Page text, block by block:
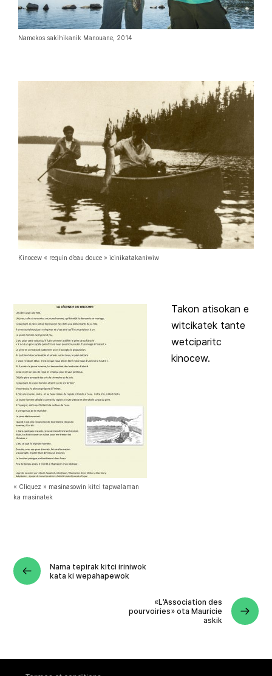
Namekos sakihikanik Manouane, 2014
Kinocew « requin d’eau douce » icinikatakaniwiw
« Cliquez » masinasowin kitci tapwalaman
ka masinatek
Takon atisokan e
witcikatek tante
wetciparitc
kinocew.
Nama tepirak kitci iriniwok
kata ki wepahapewok
«L’Association des
pourvoiries» ota Mauricie
askik